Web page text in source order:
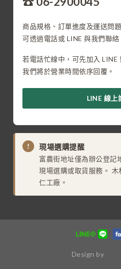
商品規格、訂單進度及運送問題
可透過電話或 LINE 與我們聯絡
若電話忙線中，可先加入 LINE
我們將於營業時間依序回覆。
LINE 線上
! 現場選購提醒
富農街地址僅為辦公登記
現場選購或取貨服務。
仁工廠。
Design by